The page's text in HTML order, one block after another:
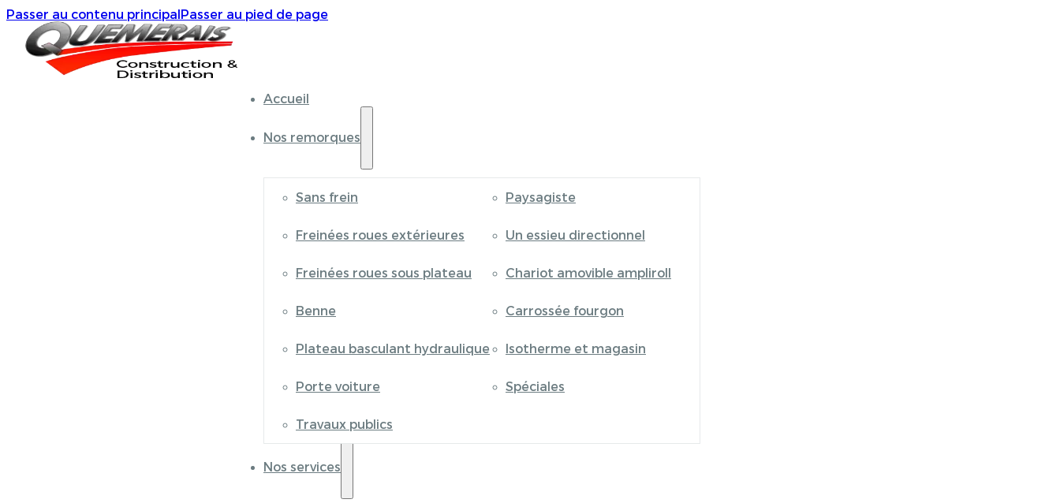
Passer au contenu principalPasser au pied de page
Accueil
Nos remorques
Sans frein
Freinées roues extérieures
Freinées roues sous plateau
Benne
Plateau basculant hydraulique
Porte voiture
Travaux publics
Paysagiste
Un essieu directionnel
Chariot amovible ampliroll
Carrossée fourgon
Isotherme et magasin
Spéciales
Nos services